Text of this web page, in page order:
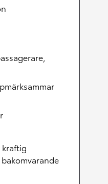
kraftig